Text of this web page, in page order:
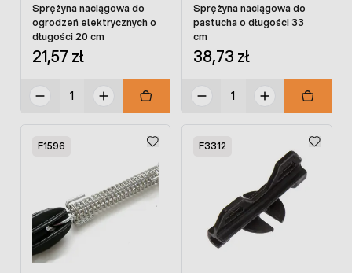
Sprężyna naciągowa do
ogrodzeń elektrycznych o
długości 20 cm
21,57 zł
Sprężyna naciągowa do
pastucha o długości 33
cm
38,73 zł
F1596 F3312